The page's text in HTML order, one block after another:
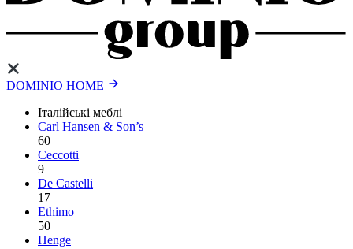
DOMINIO HOME
Італійські меблі
Carl Hansen & Son’s
60
Ceccotti
9
De Castelli
17
Ethimo
50
Henge